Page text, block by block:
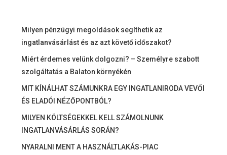
Milyen pénzügyi megoldások segíthetik az
ingatlanvásárlást és az azt követő időszakot?
Miért érdemes velünk dolgozni? – Személyre szabott
szolgáltatás a Balaton környékén
MIT KÍNÁLHAT SZÁMUNKRA EGY INGATLANIRODA VEVŐI
ÉS ELADÓI NÉZŐPONTBÓL?
MILYEN KÖLTSÉGEKKEL KELL SZÁMOLNUNK
INGATLANVÁSÁRLÁS SORÁN?
NYARALNI MENT A HASZNÁLTLAKÁS-PIAC